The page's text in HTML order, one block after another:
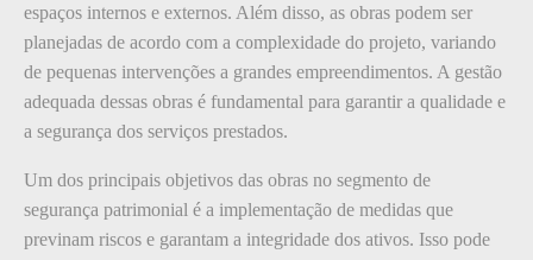
espaços internos e externos. Além disso, as obras podem ser
planejadas de acordo com a complexidade do projeto, variando
de pequenas intervenções a grandes empreendimentos. A gestão
adequada dessas obras é fundamental para garantir a qualidade e
a segurança dos serviços prestados.
Um dos principais objetivos das obras no segmento de
segurança patrimonial é a implementação de medidas que
previnam riscos e garantam a integridade dos ativos. Isso pode